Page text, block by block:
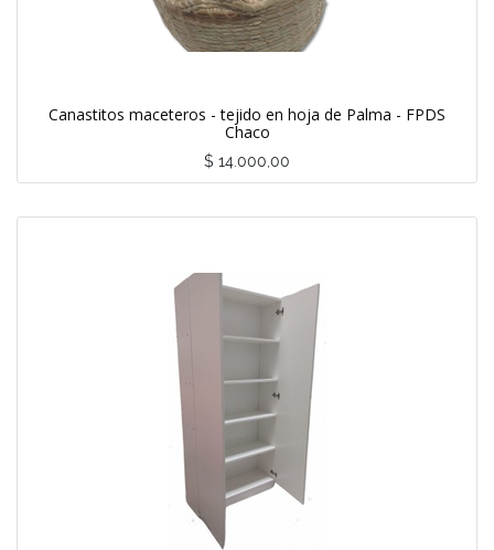
Canastitos maceteros - tejido en hoja de Palma - FPDS
Chaco
$ 14.000,00